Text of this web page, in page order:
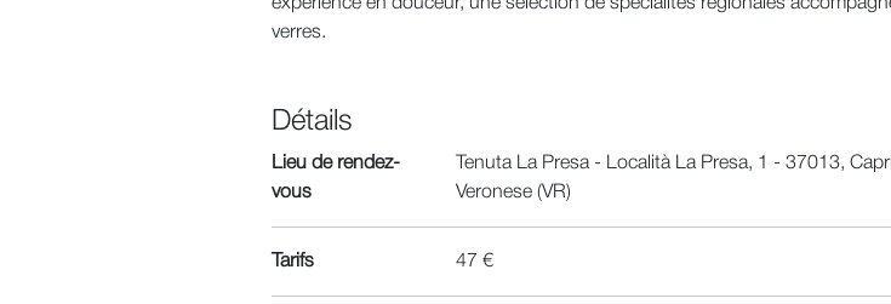
expérience en douceur, une sélection de spécialités régionales
verres.
Détails
Lieu de rendez-
vous
Tenuta La Presa - Località La Presa, 1 - 37013,
Veronese (VR)
Tarifs 47 €